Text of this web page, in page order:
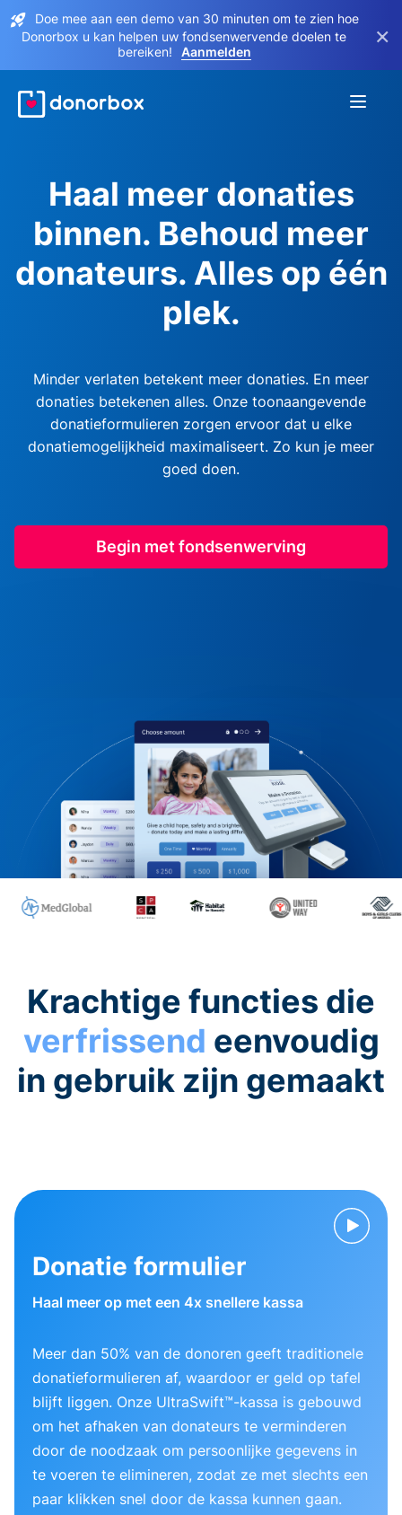
Doe mee aan een demo van 30 minuten om te zien hoe
Donorbox u kan helpen uw fondsenwervende doelen te
bereiken!
Aanmelden
×
Haal meer donaties
binnen. Behoud meer
donateurs. Alles op één
plek.
Minder verlaten betekent meer donaties. En meer
donaties betekenen alles. Onze toonaangevende
donatieformulieren zorgen ervoor dat u elke
donatiemogelijkheid maximaliseert. Zo kun je meer
goed doen.
Begin met fondsenwerving
Krachtige functies die
verfrissend eenvoudig
in gebruik zijn gemaakt
Donatie formulier
Haal meer op met een 4x snellere kassa
Meer dan 50% van de donoren geeft traditionele
donatieformulieren af, waardoor er geld op tafel
blijft liggen. Onze UltraSwift™-kassa is gebouwd
om het afhaken van donateurs te verminderen
door de noodzaak om persoonlijke gegevens in
te voeren te elimineren, zodat ze met slechts een
paar klikken snel door de kassa kunnen gaan.